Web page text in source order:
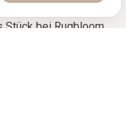
fünf bis sieben Jahre
bei Rugbloom